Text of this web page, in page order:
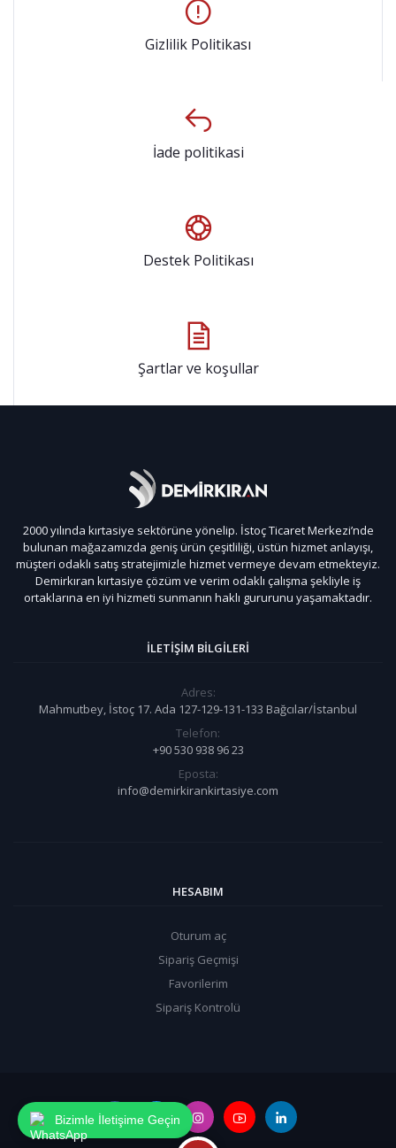
Gizlilik Politikası
İade politikasi
Destek Politikası
Şartlar ve koşullar
2000 yılında kırtasiye sektörüne yönelip. İstoç Ticaret Merkezi’nde
bulunan mağazamızda geniş ürün çeşitliliği, üstün hizmet anlayışı,
müşteri odaklı satış stratejimizle hizmet vermeye devam etmekteyiz.
Demirkıran kırtasiye çözüm ve verim odaklı çalışma şekliyle iş
ortaklarına en iyi hizmeti sunmanın haklı gururunu yaşamaktadır.
İLETIŞIM BILGILERI
Adres:
Mahmutbey, İstoç 17. Ada 127-129-131-133 Bağcılar/İstanbul
Telefon:
+90 530 938 96 23
Eposta:
info@demirkirankirtasiye.com
HESABIM
Oturum aç
Sipariş Geçmişi
Favorilerim
Sipariş Kontrolü
Bizimle İletişime Geçin